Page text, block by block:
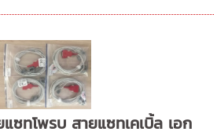
ซทโพรบ สายแซทเคเบิ้ล เอก